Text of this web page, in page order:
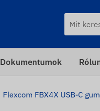
Dokumentumok
Flexcom FBX4X USB-C